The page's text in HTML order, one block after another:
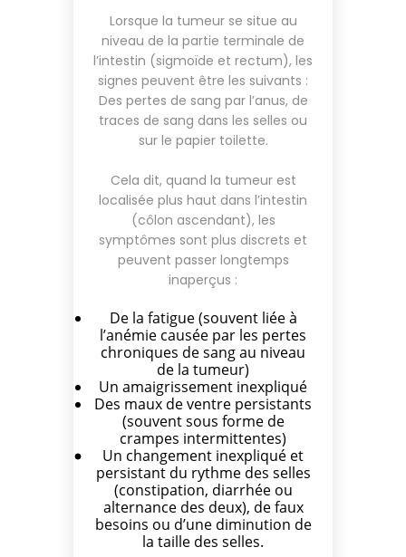
Lorsque la tumeur se situe au
niveau de la partie terminale de
l’intestin (sigmoïde et rectum), les
signes peuvent être les suivants :
Des pertes de sang par l’anus, de
traces de sang dans les selles ou
sur le papier toilette.
Cela dit, quand la tumeur est
localisée plus haut dans l’intestin
(côlon ascendant), les
symptômes sont plus discrets et
peuvent passer longtemps
inaperçus :
De la fatigue (souvent liée à
l’anémie causée par les pertes
chroniques de sang au niveau
de la tumeur)
Un amaigrissement inexpliqué
Des maux de ventre persistants
(souvent sous forme de
crampes intermittentes)
Un changement inexpliqué et
persistant du rythme des selles
(constipation, diarrhée ou
alternance des deux), de faux
besoins ou d’une diminution de
la taille des selles.